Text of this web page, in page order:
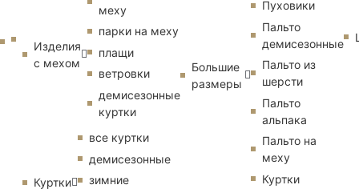
Изделия
с мехом
меху
парки на меху
плащи
ветровки
демисезонные
куртки
Куртки
все куртки
демисезонные
зимние
Большие
размеры
Пуховики
Пальто
демисезонные
Пальто из
шерсти
Пальто
альпака
Пальто на
меху
Куртки